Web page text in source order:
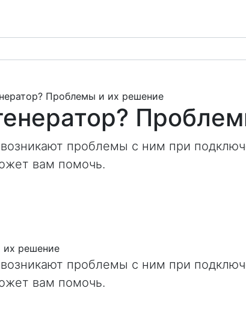
Проблемы и их решение
возникают проблемы с ним при
вам помочь.
возникают проблемы с ним при
вам помочь.